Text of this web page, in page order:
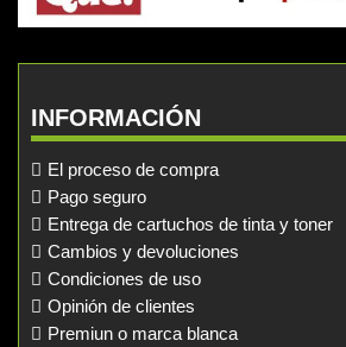
INFORMACIÓN
El proceso de compra
Pago seguro
Entrega de cartuchos de tinta y toner
Cambios y devoluciones
Condiciones de uso
Opinión de clientes
Premiun o marca blanca